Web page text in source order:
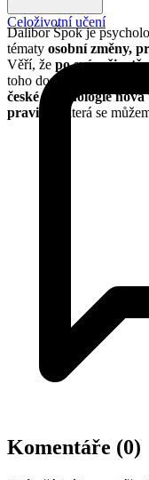
Dalibor Špok je
tématy osobní změny,
Věří, že po svém životě
toho dosáhnout. Často na
české psychologie
pravidla
, která se
Celoživotní učení
Komentáře (0)